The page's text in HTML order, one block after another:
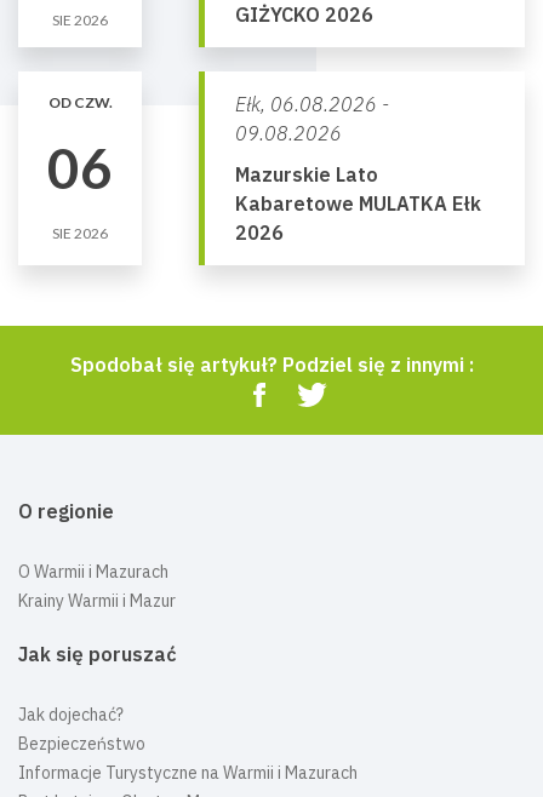
SIE 2026
GIŻYCKO 2026
OD CZW.
06
SIE 2026
Ełk, 06.08.2026 -
09.08.2026
Mazurskie Lato
Kabaretowe MULATKA Ełk
2026
Spodobał się artykuł? Podziel się z innymi :
O regionie
O Warmii i Mazurach
Krainy Warmii i Mazur
Jak się poruszać
Jak dojechać?
Bezpieczeństwo
Informacje Turystyczne na Warmii i Mazurach